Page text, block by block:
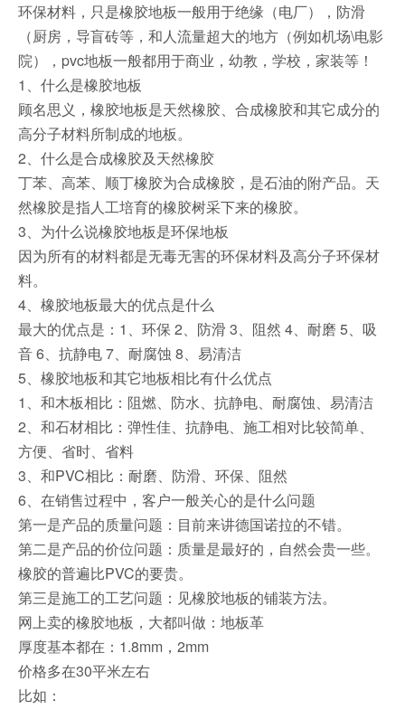
环保材料，只是橡胶地板一般用于绝缘（电厂），防滑
（厨房，导盲砖等，和人流量超大的地方（例如机场\电影
院），pvc地板一般都用于商业，幼教，学校，家装等！
1、什么是橡胶地板
顾名思义，橡胶地板是天然橡胶、合成橡胶和其它成分的
高分子材料所制成的地板。
2、什么是合成橡胶及天然橡胶
丁苯、高苯、顺丁橡胶为合成橡胶，是石油的附产品。天
然橡胶是指人工培育的橡胶树采下来的橡胶。
3、为什么说橡胶地板是环保地板
因为所有的材料都是无毒无害的环保材料及高分子环保材
料。
4、橡胶地板最大的优点是什么
最大的优点是：1、环保 2、防滑 3、阻然 4、耐磨 5、吸
音 6、抗静电 7、耐腐蚀 8、易清洁
5、橡胶地板和其它地板相比有什么优点
1、和木板相比：阻燃、防水、抗静电、耐腐蚀、易清洁
2、和石材相比：弹性佳、抗静电、施工相对比较简单、
方便、省时、省料
3、和PVC相比：耐磨、防滑、环保、阻然
6、在销售过程中，客户一般关心的是什么问题
第一是产品的质量问题：目前来讲德国诺拉的不错。
第二是产品的价位问题：质量是最好的，自然会贵一些。
橡胶的普遍比PVC的要贵。
第三是施工的工艺问题：见橡胶地板的铺装方法。
网上卖的橡胶地板，大都叫做：地板革
厚度基本都在：1.8mm，2mm
价格多在30平米左右
比如：